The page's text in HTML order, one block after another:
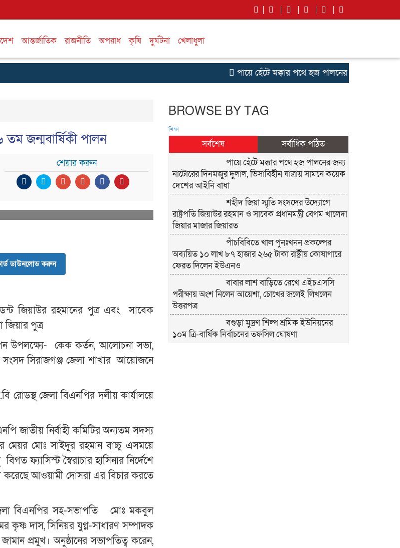
আন্তর্জাতিক রাজনীতি অপরাধ কৃষি দুর্ঘটনা খেলাধুলা
পায়ে হেঁটে মক্কার পথে হজ পালনের জন্য নাটোরের
জন্মবার্ষিকী পালন
শেয়ার করুন
ডাউনলোড করুন
জিয়াউর রহমানের পুত্র এবং সাবেক
জিয়ার পুত্র
উপলক্ষ্যে- কেক কর্তন, আলোচনা সভা,
সিরাজগঞ্জ জেলা শাখার আয়োজনে
রোডস্থ জেলা বিএনপির দলীয় কার্যালয়ে
জাতীয় নির্বাহী কমিটির অন্যতম সদস্য
মোঃ সাইদুর রহমান বাচ্চু এসময়ে
ফ্যাসিস্ট স্বৈরাচার হাসিনার নির্দেশে
আওয়ামী দোসরা এর বিচার করতে
বিএনপির সহ-সভাপতি মোঃ মকবুল
কৃষ্ণ দাস, সিনিয়র যুগ্ন-সাধারণ সম্পাদক
প্রমুখ। অনুষ্ঠানের সভাপতিত্ব করেন,
BROWSE BY TAG
শিক্ষা
সর্বশেষ
সর্বাধিক পঠিত
পায়ে হেঁটে মক্কার পথে হজ পালনের জন্য
নাটোরের দিনমজুর দুলাল, ভিসাবিহীন যাত্রায় সামনে কয়েক
দেশের আইনি বাধা
শহীদ জিয়া স্মৃতি সংসদের উদ্যোগে
রাষ্ট্রপতি জিয়াউর রহমান ও সাবেক প্রধানমন্ত্রী বেগম খালেদা
জিয়ার মাজার জিয়ারত
পাঁচবিবিতে খাল পুনঃখনন প্রকল্পের
অব্যয়িত ১০ লাখ ৮৭ হাজার ২৬৫ টাকা রাষ্ট্রীয় কোষাগারে
ফেরত দিলেন ইউএনও
বাবার লাশ বাড়িতে রেখে এইচএসসি
পরীক্ষায় অংশ নিলেন আয়েশা, চোখের জলেই লিখলেন
উত্তরপত্র
বগুড়া মুদ্রণ শিল্প শ্রমিক ইউনিয়নের
১০ম ত্রি-বার্ষিক নির্বাচনের তফসিল ঘোষণা